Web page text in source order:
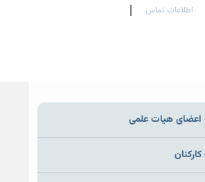
اطلاعات تماس
هیات علمی